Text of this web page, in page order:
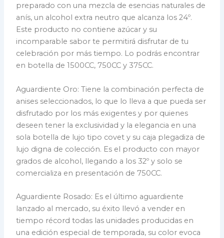
preparado con una mezcla de esencias naturales de
anís, un alcohol extra neutro que alcanza los 24º.
Este producto no contiene azúcar y su
incomparable sabor te permitirá disfrutar de tu
celebración por más tiempo. Lo podrás encontrar
en botella de 1500CC, 750CC y 375CC.
Aguardiente Oro: Tiene la combinación perfecta de
anises seleccionados, lo que lo lleva a que pueda ser
disfrutado por los más exigentes y por quienes
deseen tener la exclusividad y la elegancia en una
sola botella de lujo tipo covet y su caja plegadiza de
lujo digna de colección. Es el producto con mayor
grados de alcohol, llegando a los 32º y solo se
comercializa en presentación de 750CC.
Aguardiente Rosado: Es el último aguardiente
lanzado al mercado, su éxito llevó a vender en
tiempo récord todas las unidades producidas en
una edición especial de temporada, su color evoca